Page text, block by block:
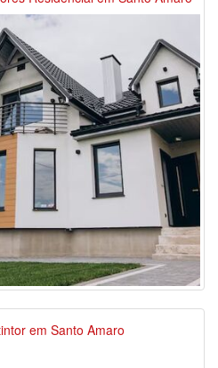
em Santo Amaro